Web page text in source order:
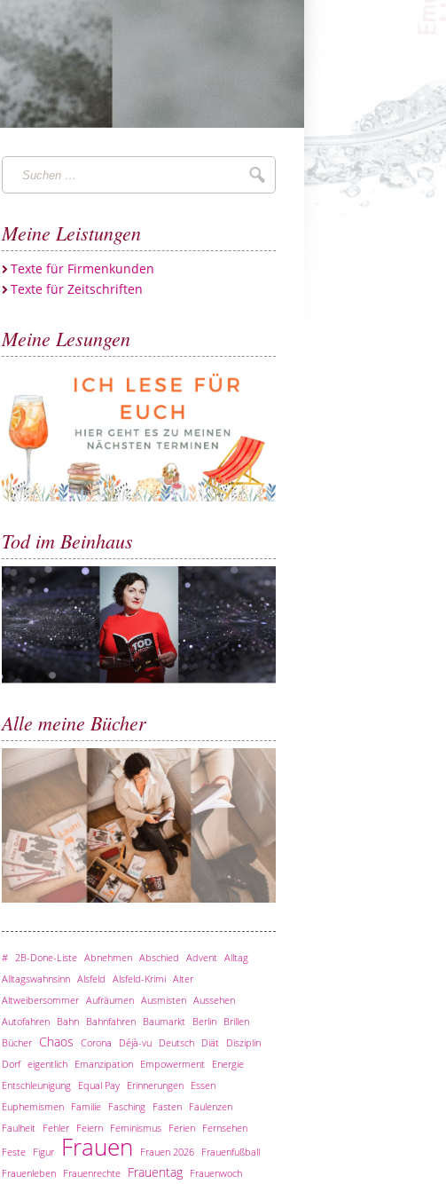
Suchen
…
Suchen
Meine Leistungen
Texte für Firmenkunden
Texte für Zeitschriften
Meine Lesungen
Tod im Beinhaus
Alle meine Bücher
# 2B-Done-Liste Abnehmen Abschied Advent Alltag
Alltagswahnsinn Alsfeld Alsfeld-Krimi Alter
Altweibersommer Aufräumen Ausmisten Aussehen
Autofahren
Bahn Bahnfahren Baumarkt Berlin
Brillen
Bücher
Chaos Corona Déjà-vu Deutsch Diät
Disziplin
Dorf eigentlich Emanzipation Empowerment
Energie
Entschleunigung
Equal Pay Erinnerungen
Essen
Euphemismen
Familie Fasching Fasten
Faulenzen
Faulheit
Fehler Feiern Feminismus Ferien
Fernsehen
Feste
Figur Frauen Frauen 2026
Frauenfußball
Frauenleben
Frauenrechte Frauentag Frauenwoch